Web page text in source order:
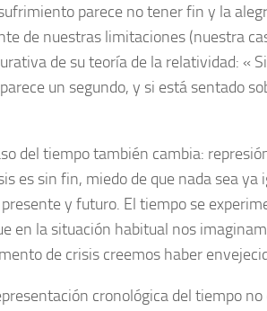
parece no tener fin y la
de nuestras limitaciones (nuestra
de su teoría de la relatividad: «
un segundo, y si está sentado
del tiempo también cambia:
es sin fin, miedo de que nada sea ya
y futuro. El tiempo se
en la situación habitual nos
de crisis creemos haber
cronológica del tiempo no